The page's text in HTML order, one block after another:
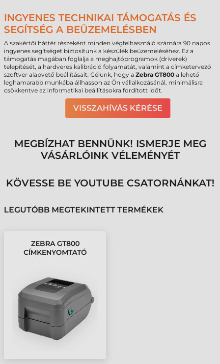
INGYENES TECHNIKAI TÁMOGATÁS ÉS
SEGÍTSÉG A BEÜZEMELÉSBEN
A szakértői háttér részeként minden végfelhasználó számára 90 napos
ingyenes segítséget biztosítunk a készülék beüzemeléséhez. Ez a
támogatás magában foglalja a meghajtóprogramok (driverek)
telepítését, a hardveres kalibráció folyamatát, valamint a címketervező
szoftver alapvető beállításait. Célunk, hogy a Zebra GT800 a lehető
leghamarabb munkába állhasson az Ön vállalkozásánál, minimálisra
csökkentve az informatikai beállításokra fordított időt.
VISSZAHÍVÁS KÉRÉSE
MEGBÍZHAT BENNÜNK! ISMERJE MEG
VÁSÁRLÓINK VÉLEMÉNYÉT
KÖVESSE BE YOUTUBE CSATORNÁNKAT!
LEGUTÓBB MEGTEKINTETT TERMÉKEK
ZEBRA GT800
CÍMKENYOMTATÓ